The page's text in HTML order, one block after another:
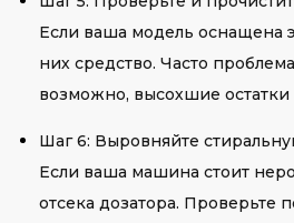
Если ваша модель оснащена
них средство. Часто
возможно, высохшие остатки
Шаг 6: Выровняйте
Если ваша машина стоит
отсека дозатора. Проверьте